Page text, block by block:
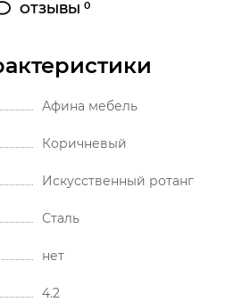
ОТЗЫВЫ 0
Афина мебель
Коричневый
Искусственный ротанг
Сталь
нет
4.2